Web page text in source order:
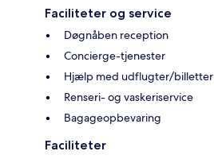
Faciliteter og service
Døgnåben reception
Concierge-tjenester
Hjælp med udflugter/billetter
Renseri- og vaskeriservice
Bagageopbevaring
Faciliteter